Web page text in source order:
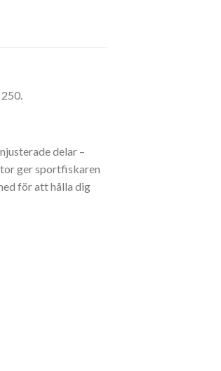
delar –
ger sportfiskaren
för att hålla dig